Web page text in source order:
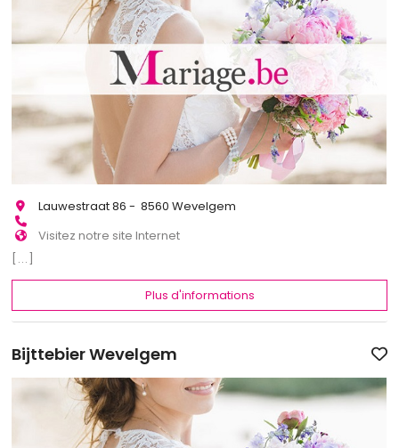
Lauwestraat 86 - 8560 Wevelgem
Visitez notre site Internet
[...]
Plus d'informations
Bijttebier Wevelgem